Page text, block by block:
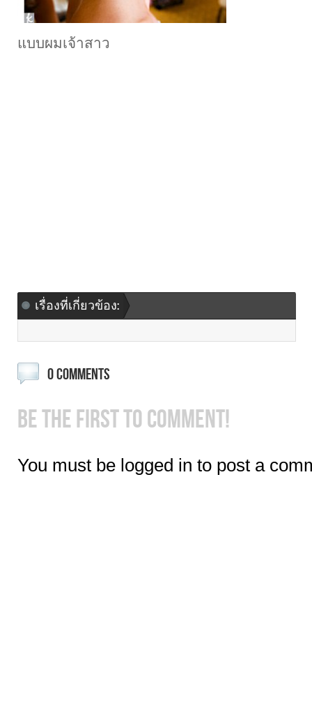
แบบผมเจ้าสาว
เรื่องที่เกี่ยวข้อง:
0 COMMENTS
BE THE FIRST TO COMMENT!
You must be logged in to post a